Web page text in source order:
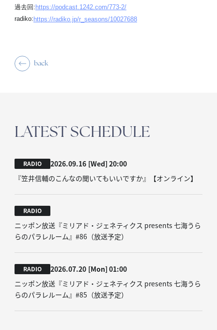
過去回: https://podcast.1242.com/773-2/
radiko:https://radiko.jp/r_seasons/10027688
back
LATEST SCHEDULE
RADIO 2026.09.16 [Wed] 20:00
『笠井信輔のこんなの聞いてもいいですか』【オンライン】
RADIO
ニッポン放送『ミリアド・ジェネティクス presents 七海うら
らのパラレルーム』#86（放送予定）
RADIO 2026.07.20 [Mon] 01:00
ニッポン放送『ミリアド・ジェネティクス presents 七海うら
らのパラレルーム』#85（放送予定）